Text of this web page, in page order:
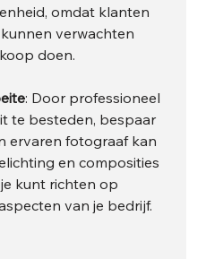
omdat klanten
verwachten
doen.
: Door professioneel
te besteden, bespaar
ervaren fotograaf kan
en composities
kunt richten op
van je bedrijf.